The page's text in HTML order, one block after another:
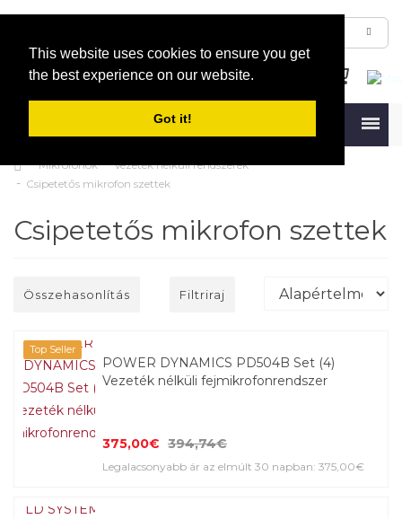
This website uses cookies to ensure you get
the best experience on our website.
Got it!
Mikrofonok
Vezeték nélküli rendszerek
Csipetetős mikrofon szettek
Csipetetős mikrofon szettek
Összehasonlítás Filtriraj
Top Seller
POWER DYNAMICS PD504B Set (4)
Vezeték nélküli fejmikrofonrendszer
375,00€ 394,74€
Legalacsonyabb ár az elmúlt 30 napban: 375,00€